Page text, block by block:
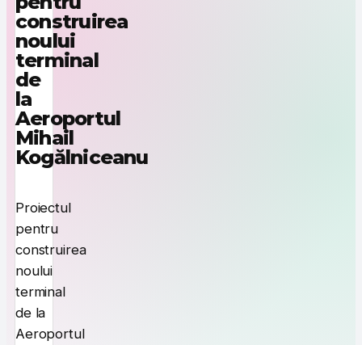
construirea
noului
terminal
de
la
Aeroportul
Mihail
Kogălniceanu
Proiectul
pentru
construirea
noului
terminal
de la
Aeroportul